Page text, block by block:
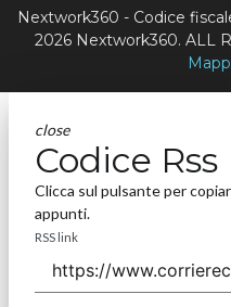
Nextwork360 - Codice
2026 Nextwork360. ALL
close
Codice Rss
Clicca sul pulsante per
appunti.
RSS link